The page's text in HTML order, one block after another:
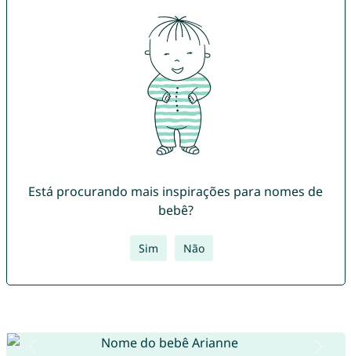
Está procurando mais inspirações para nomes de
bebê?
Sim Não